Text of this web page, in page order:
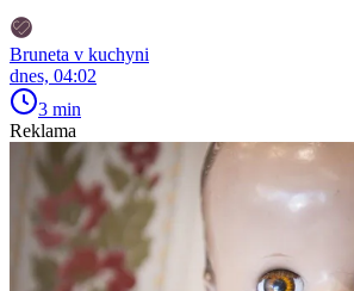
Bruneta v kuchyni
dnes, 04:02
3 min
Reklama